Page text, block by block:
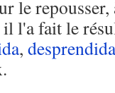
le repousser,
l'a fait le
, desprendida